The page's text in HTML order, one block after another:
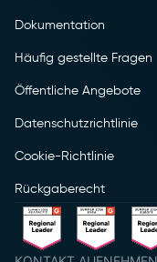
Dokumentation
Häufig gestellte Fragen
Öffentliche Angebote
Datenschutzrichtlinie
Cookie-Richtlinie
Rückgaberecht